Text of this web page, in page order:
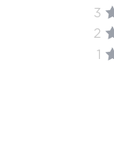
3
2
1